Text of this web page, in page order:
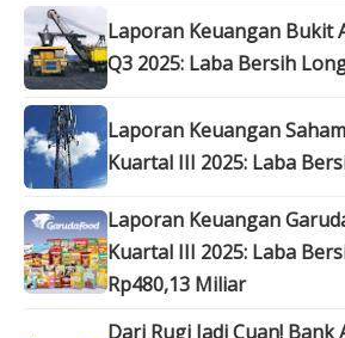
Laporan Keuangan Bukit
Q3 2025: Laba Bersih
Laporan Keuangan
Kuartal III 2025: Laba
Laporan Keuangan
Kuartal III 2025: Laba
Rp480,13 Miliar
Dari Rugi Jadi Cuan! Bank